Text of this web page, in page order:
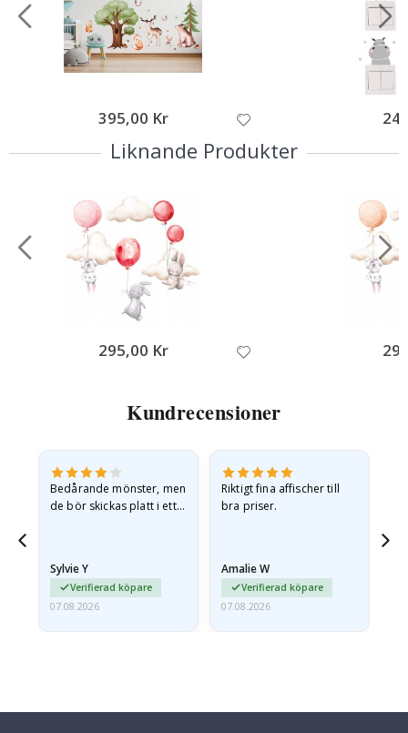
395,00 Kr
Liknande Produkter
295,00 Kr
Kundrecensioner
Bedårande mönster, men
de bör skickas platt i ett
Sylvie Y
Verifierad köpare
07.08.2026
Riktigt fina affischer till
bra priser.
Amalie W
Verifierad köpare
07.08.2026